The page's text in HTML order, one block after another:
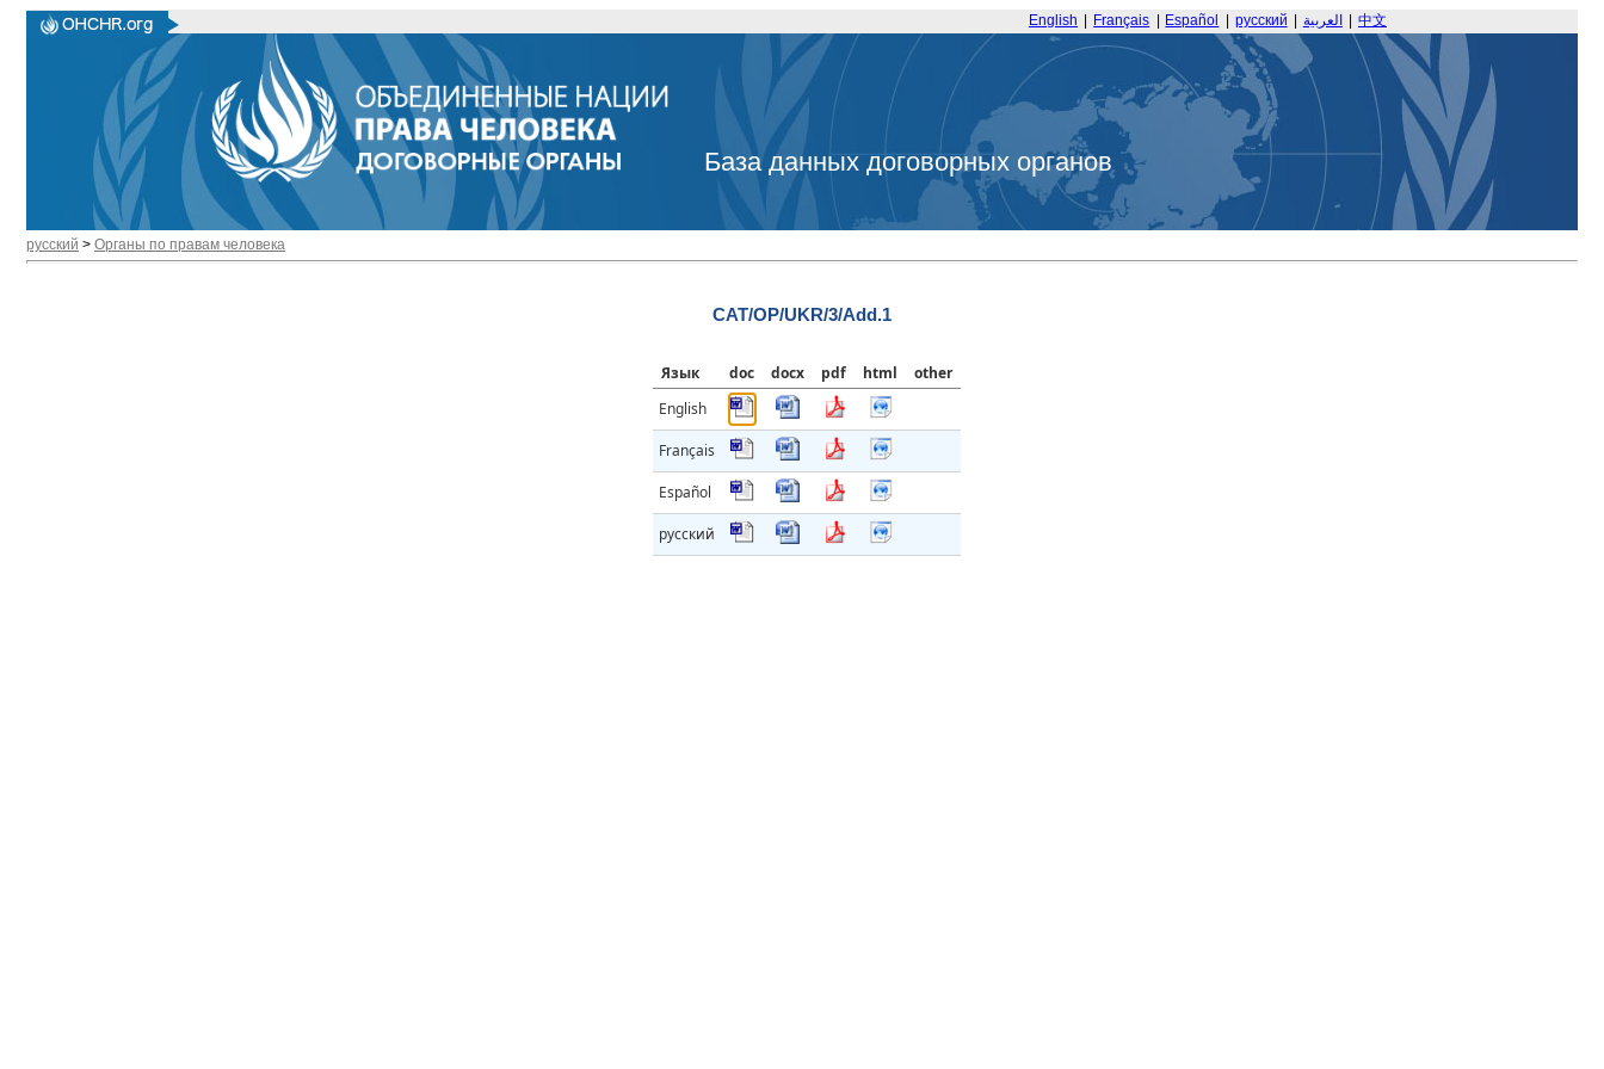
English Français Español русский العربية 中文
База данных договорных органов
русский > Органы по правам человека
CAT/OP/UKR/3/Add.1
Язык doc docx pdf html
other
English
Français
Español
русский